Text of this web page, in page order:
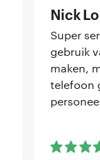
Nick
Super
gebruik
maken,
telefoon